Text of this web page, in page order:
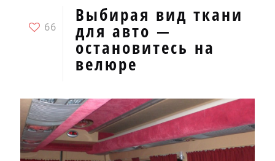
66
Выбирая вид ткани
для авто —
остановитесь на
велюре